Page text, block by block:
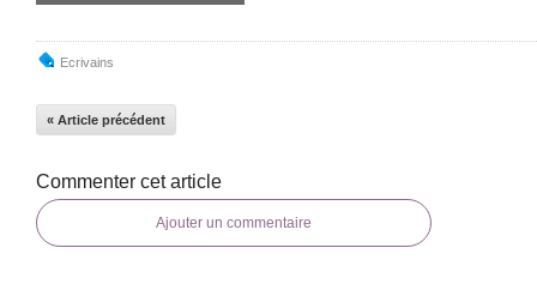
Ecrivains
« Article précédent
Commenter cet article
Ajouter un commentaire